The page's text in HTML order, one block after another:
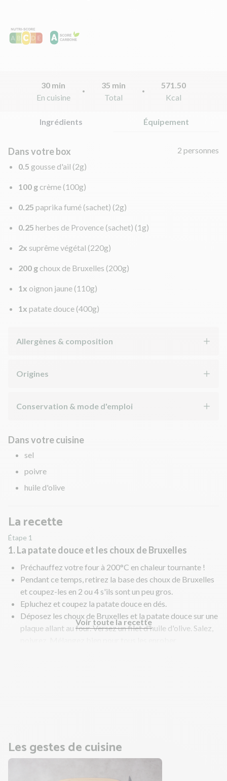
30 min
En cuisine
35 min
Total
571.50
Kcal
Ingrédients Équipement
Dans votre box
2 personnes
0.5 gousse d'ail (2g)
100 g crème (100g)
0.25 paprika fumé (sachet) (2g)
0.25 herbes de Provence (sachet) (1g)
2x suprême végétal (220g)
200 g choux de Bruxelles (200g)
1x oignon jaune (110g)
1x patate douce (400g)
Allergènes & composition
Origines
Conservation & mode d'emploi
Dans votre cuisine
sel
poivre
huile d'olive
La recette
Étape 1
1. La patate douce et les choux de Bruxelles
Préchauffez votre four à 200°C en chaleur tournante !
Pendant ce temps, retirez la base des choux de Bruxelles
et coupez-les en 2 ou 4 s'ils sont un peu gros.
Epluchez et coupez la patate douce en dés.
Déposez les choux de Bruxelles et la patate douce sur une
plaque allant au four. Versez un filet d'huile d'olive. Salez,
Voir toute la recette
Les gestes de cuisine